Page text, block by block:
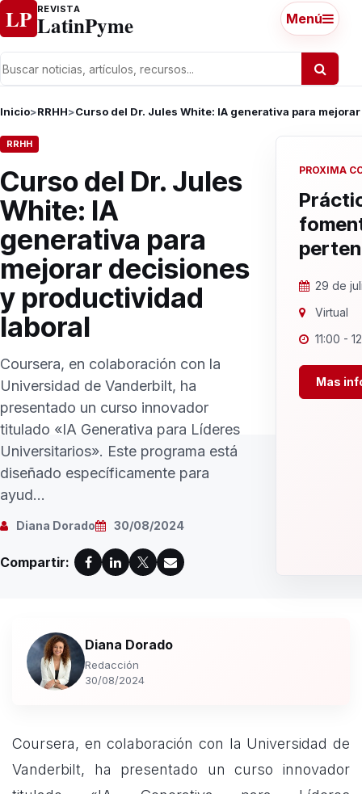
Ir al contenido
LP REVISTA
LatinPyme Menú
Inicio>RRHH>Curso del Dr. Jules White: IA generativa para
RRHH
Curso del Dr. Jules
White: IA
generativa para
mejorar decisiones
y productividad
laboral
Coursera, en colaboración con la
Universidad de Vanderbilt, ha
presentado un curso innovador
titulado «IA Generativa para Líderes
Universitarios». Este programa está
diseñado específicamente para
ayud...
Diana Dorado 30/08/2024
Compartir:
PROXIMA
29 de
Virtual
11:00 -
Mas
Diana Dorado
Redacción
30/08/2024
Coursera, en colaboración con la Universidad de
Vanderbilt, ha presentado un curso innovador